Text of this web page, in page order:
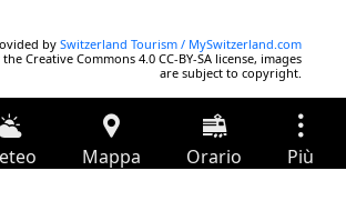
by Switzerland Tourism / MySwitzerland.com
Creative Commons 4.0 CC-BY-SA license, images
are subject to copyright.
Mappa Orario Più